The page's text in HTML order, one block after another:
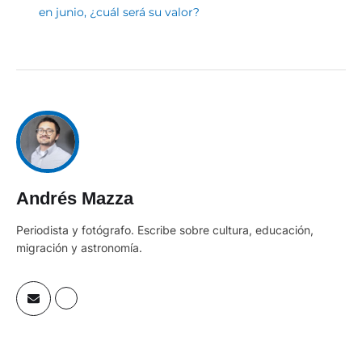
en junio, ¿cuál será su valor?
Andrés Mazza
Periodista y fotógrafo. Escribe sobre cultura, educación,
migración y astronomía.